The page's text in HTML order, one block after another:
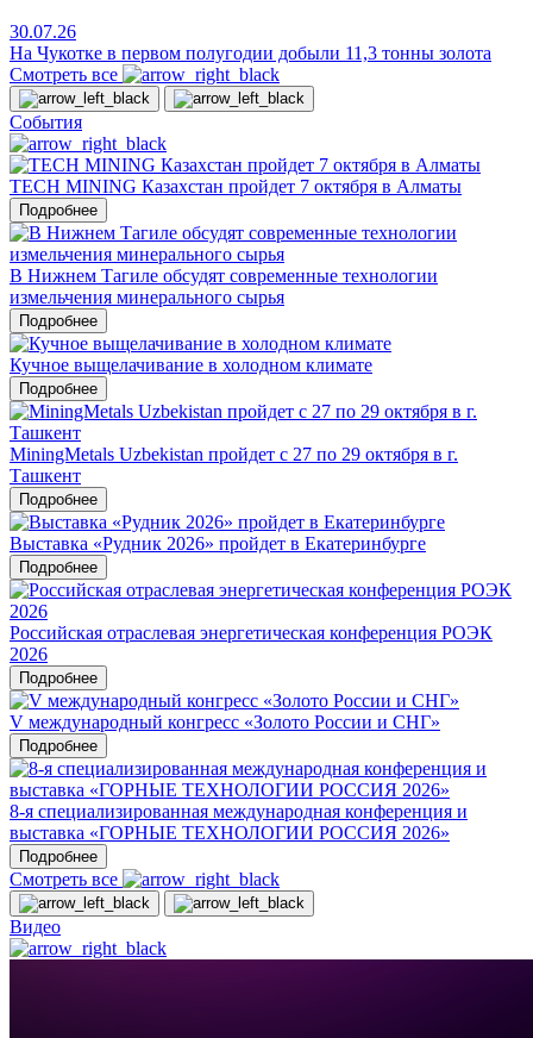
30.07.26
На Чукотке в первом полугодии добыли 11,3 тонны золота
Смотреть все
События
TECH MINING Казахстан пройдет 7 октября в Алматы
Подробнее
В Нижнем Тагиле обсудят современные технологии
измельчения минерального сырья
Подробнее
Кучное выщелачивание в холодном климате
Подробнее
MiningMetals Uzbekistan пройдет с 27 по 29 октября в г.
Ташкент
Подробнее
Выставка «Рудник 2026» пройдет в Екатеринбурге
Подробнее
Российская отраслевая энергетическая конференция РОЭК
2026
Подробнее
V международный конгресс «Золото России и СНГ»
Подробнее
8-я специализированная международная конференция и
выставка «ГОРНЫЕ ТЕХНОЛОГИИ РОССИЯ 2026»
Подробнее
Смотреть все
Видео